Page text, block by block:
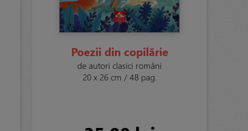
Poezii din copilărie
de autori clasici români
20 x 26 cm / 48 pag.